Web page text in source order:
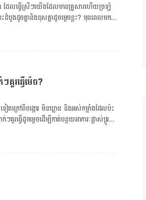
ដែល​ធ្វើស្រីៗយើង​ដែល​មាន​គ្រួសារ​ហើយច្រឡំ
នា​និង​ខុសគ្នាដូចម្តេចខ្លះ? មុនពេលមក
ដែល​ជា​អ័រម៉ូន​សំខាន់
ណ្តាល​ឱ្យយើងមានការផ្លាស់ប្តូរទាំងផ្លូវកាយ និង
១ នៃការបង្កកំណើតតែម្តង។ ចុចទីនេះ
ើតភ្ជាប់ខ្លួននឹងជញ្ជាំងស្បូន (ស៊ុតកាច់សម្បុក)
នកើតមានក្នុង
គួរធ្វើម៉េច?
ៀតក្រៅពីចង្អោរ មិនឃ្លាន និង​អស់កម្លាំងដែល​ប៉ះ
វើដូចម្តេចដើម្បី​កាត់បន្ថយ​អាការៈ​ផ្លាស់ប្តូរ
ាត់ដែលធ្វើឱ្យម៉ាក់ៗញុំាមិនដឹងរសជាតិ ឬញុំាមិន​
ែនដែលមាន​​នាទីគ្រប់គ្រង និងសម្របសម្រួល​
ជិតស្និទ្ធ ដូច្នេះម៉ាក់ៗក៏អាចចាញ់​ក្លិនមួយចំនួន
ថយអាការៈប្រែប្រួលរសជាតិ៖ ១. ញុំាផ្លែឈើ
ល្វីង ឬសាបចេញពីមាត់ម៉ាក់ៗទេ ពួកវាថែម​ទាំង​
ផង។ ២. ទំពារជីអង្គាម ការទំពារជីអង្គាមជួយ